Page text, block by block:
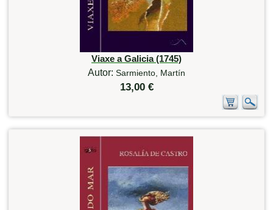
Viaxe a Galicia (1745)
Autor: Sarmiento, Martín
13,00 €